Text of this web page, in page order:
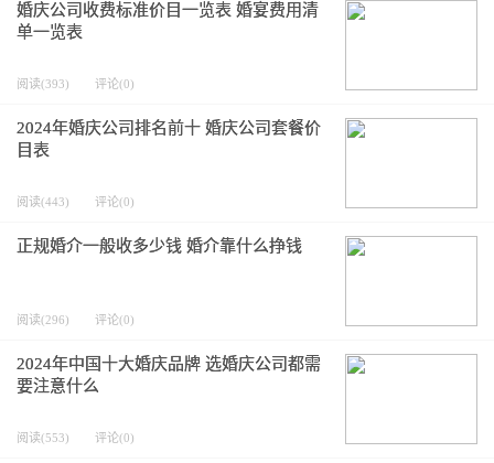
婚庆公司收费标准价目一览表 婚宴费用清
单一览表
阅读(393) 评论(0)
2024年婚庆公司排名前十 婚庆公司套餐价
目表
阅读(443) 评论(0)
正规婚介一般收多少钱 婚介靠什么挣钱
阅读(296) 评论(0)
2024年中国十大婚庆品牌 选婚庆公司都需
要注意什么
阅读(553) 评论(0)